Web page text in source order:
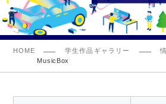
HOME 学生作品ギャラリー
MusicBox